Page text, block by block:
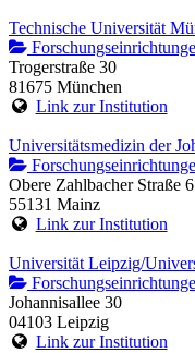
Technische Universität
Trogerstraße 30
81675 München
Link zur Institution
Universitätsmedizin der
Obere Zahlbacher Straße
55131 Mainz
Link zur Institution
Universität Leipzig/
Johannisallee 30
04103 Leipzig
Link zur Institution